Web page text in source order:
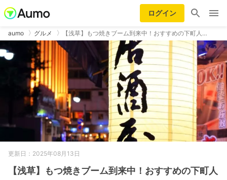
ログイン
aumo グルメ 【浅草】もつ焼きブーム到来中！おすすめの下町人…
更新日：2025年08月13日
【浅草】もつ焼きブーム到来中！おすすめの下町人